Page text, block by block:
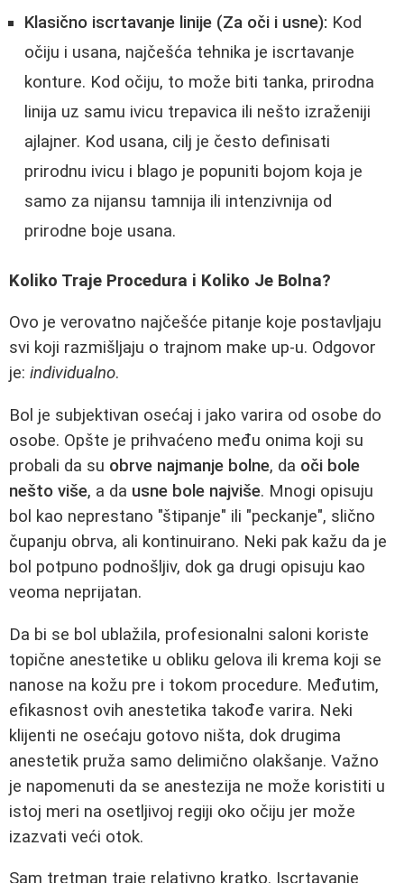
Klasično iscrtavanje linije (Za oči i usne): Kod
očiju i usana, najčešća tehnika je iscrtavanje
konture. Kod očiju, to može biti tanka, prirodna
linija uz samu ivicu trepavica ili nešto izraženiji
ajlajner. Kod usana, cilj je često definisati
prirodnu ivicu i blago je popuniti bojom koja je
samo za nijansu tamnija ili intenzivnija od
prirodne boje usana.
Koliko Traje Procedura i Koliko Je Bolna?
Ovo je verovatno najčešće pitanje koje postavljaju
svi koji razmišljaju o trajnom make up-u. Odgovor
je: individualno.
Bol je subjektivan osećaj i jako varira od osobe do
osobe. Opšte je prihvaćeno među onima koji su
probali da su obrve najmanje bolne, da oči bole
nešto više, a da usne bole najviše. Mnogi opisuju
bol kao neprestano "štipanje" ili "peckanje", slično
čupanju obrva, ali kontinuirano. Neki pak kažu da je
bol potpuno podnošljiv, dok ga drugi opisuju kao
veoma neprijatan.
Da bi se bol ublažila, profesionalni saloni koriste
topične anestetike u obliku gelova ili krema koji se
nanose na kožu pre i tokom procedure. Međutim,
efikasnost ovih anestetika takođe varira. Neki
klijenti ne osećaju gotovo ništa, dok drugima
anestetik pruža samo delimično olakšanje. Važno
je napomenuti da se anestezija ne može koristiti u
istoj meri na osetljivoj regiji oko očiju jer može
izazvati veći otok.
Sam tretman traje relativno kratko. Iscrtavanje